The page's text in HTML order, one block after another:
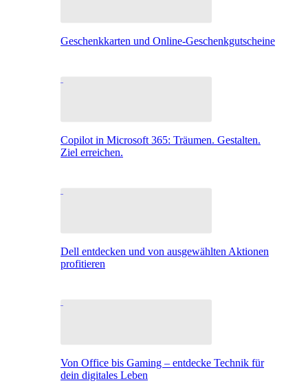
Geschenkkarten und Online-Geschenkgutscheine
Copilot in Microsoft 365: Träumen. Gestalten.
Ziel erreichen.
Dell entdecken und von ausgewählten Aktionen
profitieren
Von Office bis Gaming – entdecke Technik für
dein digitales Leben